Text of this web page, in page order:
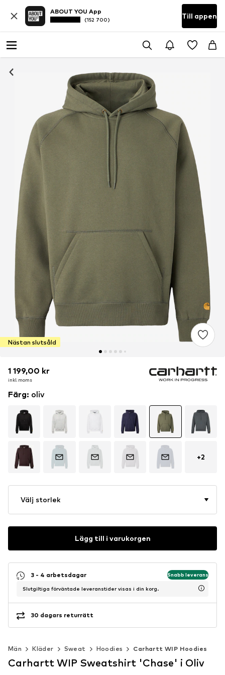
ABOUT YOU App
(152 700) Till appen
Nästan slutsåld
1 199,00 kr
inkl. moms
1 199,00 kr
inkl. moms
Färg: oliv
+2
Välj storlek
Lägg till i varukorgen
3 - 4 arbetsdagar Snabb leverans
Slutgiltiga förväntade leveranstider visas i din korg.
30 dagars returrätt
Män Kläder Sweat Hoodies Carhartt WIP Hoodies
Carhartt WIP Sweatshirt 'Chase' i Oliv